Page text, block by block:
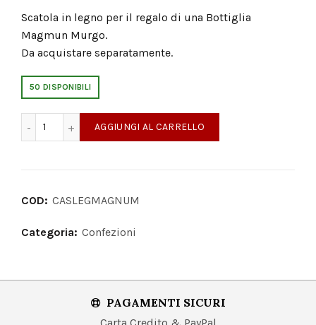
Scatola in legno per il regalo di una Bottiglia
Magmun Murgo.
Da acquistare separatamente.
50 DISPONIBILI
AGGIUNGI AL CARRELLO
COD: CASLEGMAGNUM
Categoria: Confezioni
PAGAMENTI SICURI